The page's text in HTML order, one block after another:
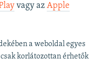
vagy az Apple
a weboldal egyes
korlátozottan érhetők